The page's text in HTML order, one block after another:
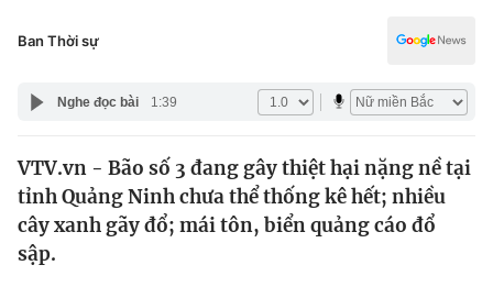
Pháp luật
Y tế
Thế giới
Tin tức
Thế giới đó đây
Kinh tế
Công nghệ
Ban Thời sự
Nghe đọc bài 1:39
VTV.vn - Bão số 3 đang gây thiệt hại nặng nề tại
tỉnh Quảng Ninh chưa thể thống kê hết; nhiều
cây xanh gãy đổ; mái tôn, biển quảng cáo đổ
sập.